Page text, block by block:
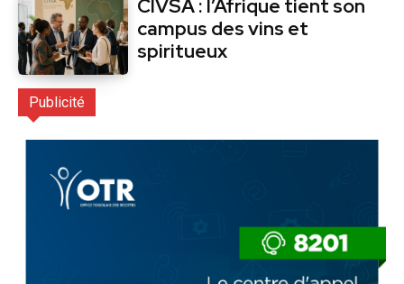
CIVSA : l’Afrique tient son
campus des vins et
spiritueux
Publicité